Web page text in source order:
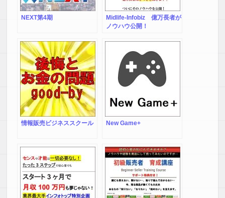
NEXT第4期
Midlife-Infobiz 億万長者が
ノウハウ公開！
情報販売ビジネススクール New Game+